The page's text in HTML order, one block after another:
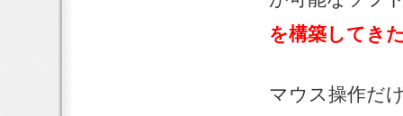
を構築してき
マウス操作だ